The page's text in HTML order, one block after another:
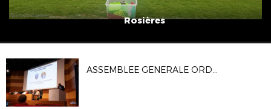
Rosières
ASSEMBLEE GENERALE ORDINAIRE DU DSF (04/10)